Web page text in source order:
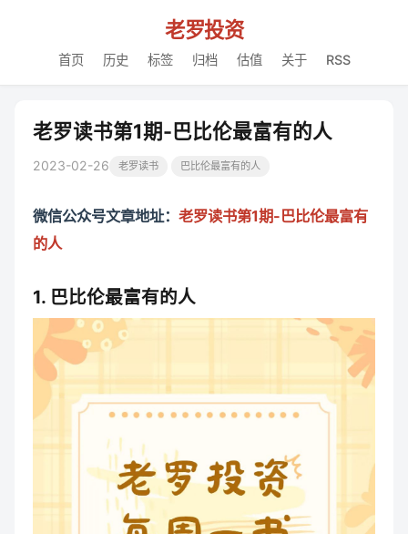
老罗投资
首页 历史 标签 归档 估值 关于 RSS
老罗读书第1期-巴比伦最富有的人
2023-02-26 老罗读书 巴比伦最富有的人
微信公众号文章地址： 老罗读书第1期-巴比伦最富有
的人
1. 巴比伦最富有的人